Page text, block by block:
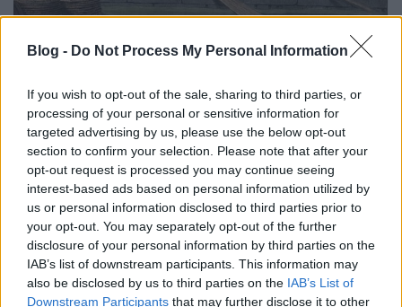
Blog - Do Not Process My Personal Information
If you wish to opt-out of the sale, sharing to third parties, or
processing of your personal or sensitive information for
targeted advertising by us, please use the below opt-out
section to confirm your selection. Please note that after your
opt-out request is processed you may continue seeing
interest-based ads based on personal information utilized by
us or personal information disclosed to third parties prior to
your opt-out. You may separately opt-out of the further
disclosure of your personal information by third parties on the
IAB’s list of downstream participants. This information may
also be disclosed by us to third parties on the IAB’s List of
Downstream Participants that may further disclose it to other
A kisebb merülésű, könnyebb kereskedelmi hajók
kikötője a Fiumara nyugodt, a tenger hullámzásától
megkímélt vize volt. Tipikus, bár nem túl mozgalmas
kikötői jelenetet látunk, zsákokat cipelő emberekkel,
bálákkal és hordókkal, áruszállító szekérrel. Az
épített kőfal mellé lehorgonyzott bárkát két,
hevenyészetten elhelyezett deszkapalló is a
szárazföldhöz kapcsolja.
A Fiumara sorsa a 19. század elején érdekesen
alakult. 1801-ben óriási viharok, felhőszakadások és
dühöngő sirokkó pusztítottak a városban. A sirokkó
a Fiumara torkolatánál megduzzadt